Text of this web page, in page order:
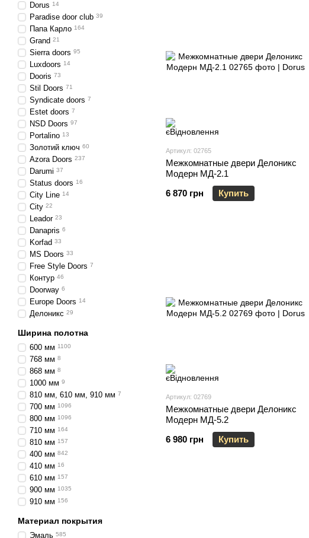
Артикул: 02765
Межкомнатные двери Делоникс
Модерн МД-2.1
6 870 грн
Купить
Артикул: 02769
Межкомнатные двери Делоникс
Модерн МД-5.2
6 980 грн
Купить
Dorus 14
Paradise door club 39
Папа Карло 164
Grand 21
Sierra doors 95
Luxdoors 14
Dooris 73
Stil Doors 71
Syndicate doors 7
Estet doors 7
NSD Doors 97
Portalino 13
Золотий ключ 60
Azora Doors 237
Darumi 37
Status doors 16
City Line 14
City 22
Leador 23
Danapris 6
Korfad 33
MS Doors 33
Free Style Doors 7
Контур 46
Doorway 6
Europe Doors 14
Делоникс 29
Ширина полотна
600 мм 1100
768 мм 8
868 мм 8
1000 мм 9
810 мм, 610 мм, 910 мм 7
700 мм 1096
800 мм 1096
710 мм 164
810 мм 157
400 мм 842
410 мм 16
610 мм 157
900 мм 1035
910 мм 156
Материал покрытия
Эмаль 585